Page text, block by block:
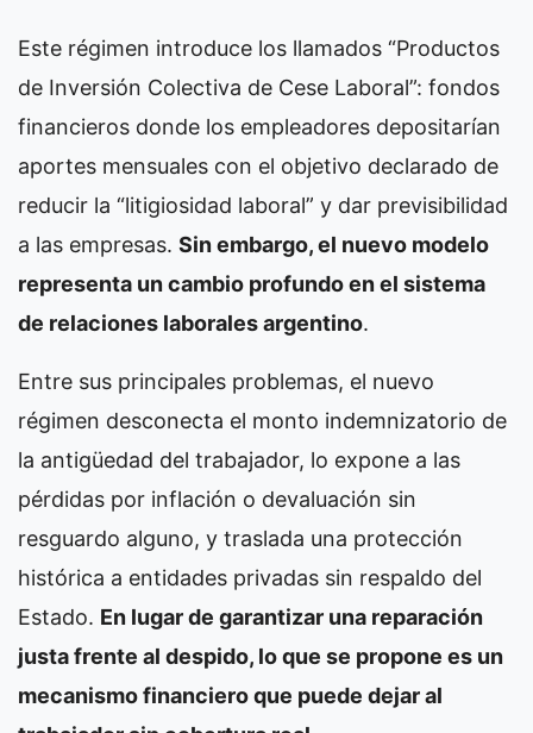
Este régimen introduce los llamados “Productos
de Inversión Colectiva de Cese Laboral”: fondos
financieros donde los empleadores depositarían
aportes mensuales con el objetivo declarado de
reducir la “litigiosidad laboral” y dar previsibilidad
a las empresas. Sin embargo, el nuevo modelo
representa un cambio profundo en el sistema
de relaciones laborales argentino.
Entre sus principales problemas, el nuevo
régimen desconecta el monto indemnizatorio de
la antigüedad del trabajador, lo expone a las
pérdidas por inflación o devaluación sin
resguardo alguno, y traslada una protección
histórica a entidades privadas sin respaldo del
Estado. En lugar de garantizar una reparación
justa frente al despido, lo que se propone es un
mecanismo financiero que puede dejar al